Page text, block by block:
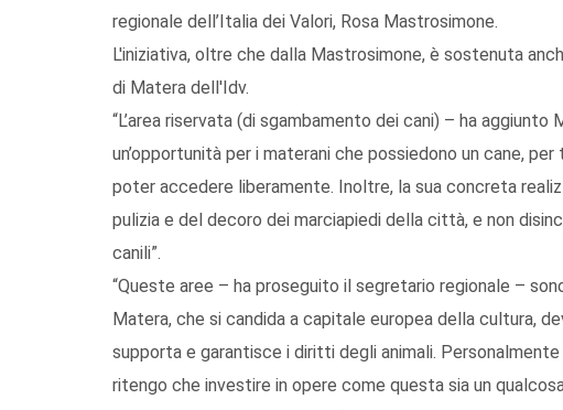
regionale dell’Italia dei Valori, Rosa Mastrosimone.
L'iniziativa, oltre che dalla Mastrosimone, è sostenuta
di Matera dell'Idv.
“L’area riservata (di sgambamento dei cani) – ha
un’opportunità per i materani che possiedono un cane,
poter accedere liberamente. Inoltre, la sua concreta
pulizia e del decoro dei marciapiedi della città, e non
canili”.
“Queste aree – ha proseguito il segretario regionale –
Matera, che si candida a capitale europea della cultura,
supporta e garantisce i diritti degli animali.
ritengo che investire in opere come questa sia un